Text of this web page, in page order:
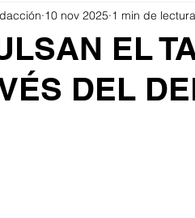
EL
DEL
10 nov 2025 1 min de lectura